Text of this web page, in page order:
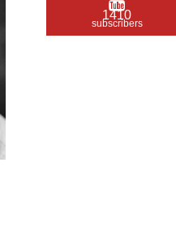
1410
subscribers